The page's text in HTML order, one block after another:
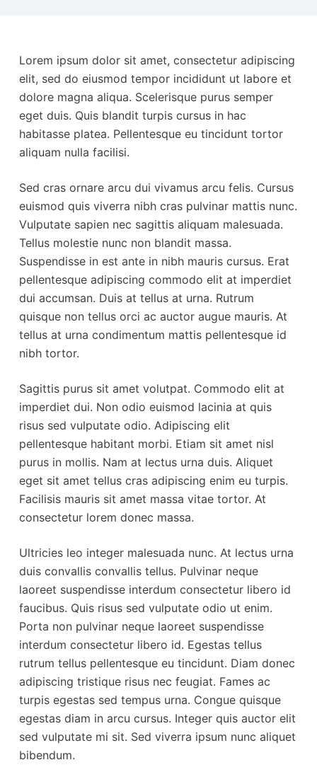
Lorem ipsum dolor sit amet, consectetur adipiscing
elit, sed do eiusmod tempor incididunt ut labore et
dolore magna aliqua. Scelerisque purus semper
eget duis. Quis blandit turpis cursus in hac
habitasse platea. Pellentesque eu tincidunt tortor
aliquam nulla facilisi.
Sed cras ornare arcu dui vivamus arcu felis. Cursus
euismod quis viverra nibh cras pulvinar mattis nunc.
Vulputate sapien nec sagittis aliquam malesuada.
Tellus molestie nunc non blandit massa.
Suspendisse in est ante in nibh mauris cursus. Erat
pellentesque adipiscing commodo elit at imperdiet
dui accumsan. Duis at tellus at urna. Rutrum
quisque non tellus orci ac auctor augue mauris. At
tellus at urna condimentum mattis pellentesque id
nibh tortor.
Sagittis purus sit amet volutpat. Commodo elit at
imperdiet dui. Non odio euismod lacinia at quis
risus sed vulputate odio. Adipiscing elit
pellentesque habitant morbi. Etiam sit amet nisl
purus in mollis. Nam at lectus urna duis. Aliquet
eget sit amet tellus cras adipiscing enim eu turpis.
Facilisis mauris sit amet massa vitae tortor. At
consectetur lorem donec massa.
Ultricies leo integer malesuada nunc. At lectus urna
duis convallis convallis tellus. Pulvinar neque
laoreet suspendisse interdum consectetur libero id
faucibus. Quis risus sed vulputate odio ut enim.
Porta non pulvinar neque laoreet suspendisse
interdum consectetur libero id. Egestas tellus
rutrum tellus pellentesque eu tincidunt. Diam donec
adipiscing tristique risus nec feugiat. Fames ac
turpis egestas sed tempus urna. Congue quisque
egestas diam in arcu cursus. Integer quis auctor elit
sed vulputate mi sit. Sed viverra ipsum nunc aliquet
bibendum.